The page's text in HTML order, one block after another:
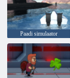
Paadi simulaator